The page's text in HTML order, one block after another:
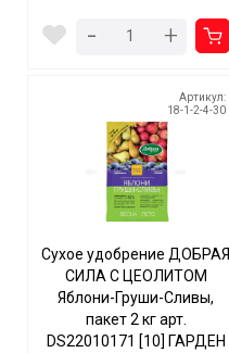
- +
Артикул:
18-1-2-4-30
Сухое удобрение ДОБРАЯ
СИЛА С ЦЕОЛИТОМ
Яблони-Груши-Сливы,
пакет 2 кг арт.
DS22010171 [10] ГАРДЕН